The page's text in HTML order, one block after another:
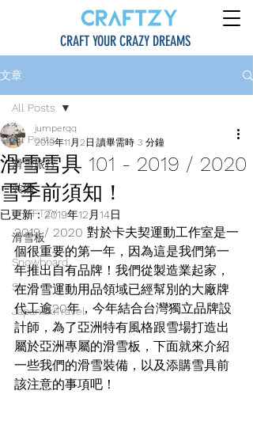
CRAFT YOUR CRAZY DREAMS
文章
All Posts
滑雪旅行
裝備
CRAFTZY
滑雪板
Snowboard
Ski
JapanSkiTravel
All Posts
滑雪雪具 101 - 2019 / 2020
雪季前須知！
jumperqq
2019年11月2日 讀畢需時 3 分鐘
已更新：2019年12月14日
2019 / 2020 對於卡夫契運動工作室是一
個很重要的第一年，因為這是我們第一
年推出自有品牌！我們從製造業起家，
在滑雪運動用品領域已經幫別的大廠牌
代工逾20年，今年結合台灣獨立品牌設
計師，為了亞洲特有風格跟雪場打造出
屬於亞洲專屬的滑雪板，下面就來介紹
一些我們的滑雪裝備，以及添購雪具前
該注意的事項吧！